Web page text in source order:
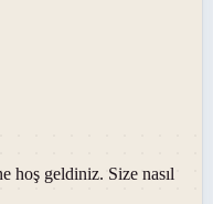
hoş geldiniz. Size nasıl